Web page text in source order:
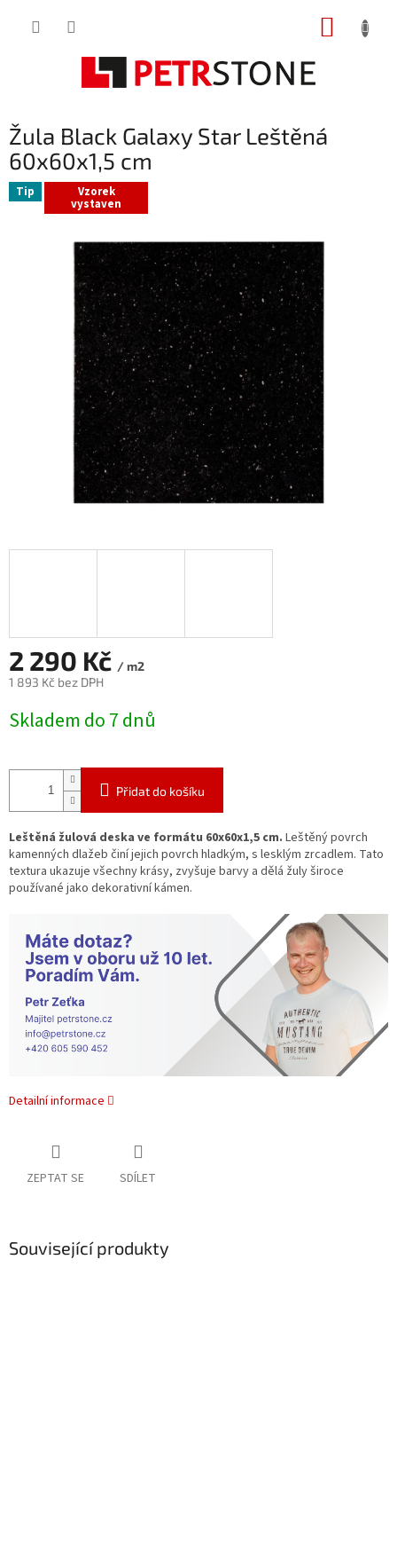
Žula Black Galaxy Star Leštěná
60x60x1,5 cm
Tip Vzorek
vystaven
2 290 Kč / m2
1 893 Kč bez DPH
cena:
Skladem do 7 dnů
Přidat do košíku
Leštěná žulová deska ve formátu 60x60x1,5 cm. Leštěný povrch
kamenných dlažeb činí jejich povrch hladkým, s lesklým zrcadlem. Tato
textura ukazuje všechny krásy, zvyšuje barvy a dělá žuly široce
používané jako dekorativní kámen.
Detailní informace
ZEPTAT SE SDÍLET
Související produkty